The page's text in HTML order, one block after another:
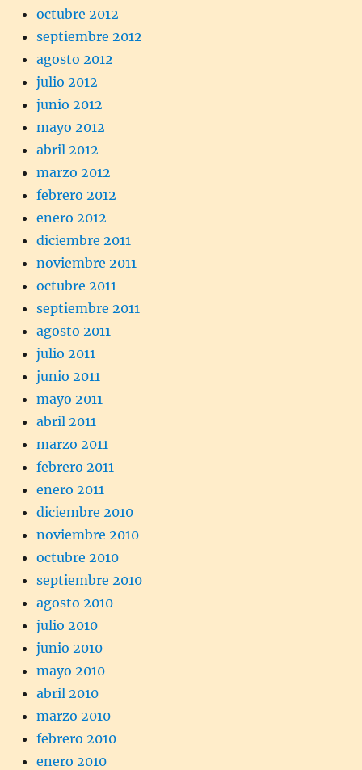
octubre 2012
septiembre 2012
agosto 2012
julio 2012
junio 2012
mayo 2012
abril 2012
marzo 2012
febrero 2012
enero 2012
diciembre 2011
noviembre 2011
octubre 2011
septiembre 2011
agosto 2011
julio 2011
junio 2011
mayo 2011
abril 2011
marzo 2011
febrero 2011
enero 2011
diciembre 2010
noviembre 2010
octubre 2010
septiembre 2010
agosto 2010
julio 2010
junio 2010
mayo 2010
abril 2010
marzo 2010
febrero 2010
enero 2010